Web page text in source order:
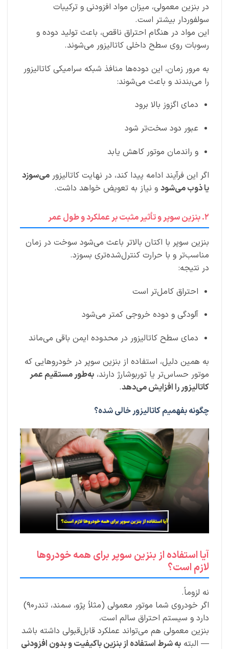
در بنزین معمولی، میزان مواد افزودنی و ترکیبات
سولفوردار بیشتر است.
این مواد در هنگام احتراق ناقص، باعث تولید دوده و
رسوبات روی سطح داخلی کاتالیزور می‌شوند.
به مرور زمان، این دوده‌ها منافذ شبکه سرامیکی کاتالیزور
را می‌بندند و باعث می‌شوند:
دمای اگزوز بالا برود
عبور دود سخت‌تر شود
و راندمان موتور کاهش یابد
اگر این فرآیند ادامه پیدا کند، در نهایت کاتالیزور می‌سوزد
یا ذوب می‌شود و نیاز به تعویض خواهد داشت.
۲. بنزین سوپر و تأثیر مثبت بر عملکرد و طول عمر
بنزین سوپر با اکتان بالاتر باعث می‌شود سوخت در زمان
مناسب‌تر و با حرارت کنترل‌شده‌تری بسوزد.
در نتیجه:
احتراق کامل‌تر است
آلودگی و دوده خروجی کمتر می‌شود
دمای سطح کاتالیزور در محدوده ایمن باقی می‌ماند
به همین دلیل، استفاده از بنزین سوپر در خودروهایی که
موتور حساس‌تر یا توربوشارژ دارند، به‌طور مستقیم عمر
کاتالیزور را افزایش می‌دهد.
چگونه بفهمیم کاتالیزور خالی شده؟
آیا استفاده از بنزین سوپر برای همه خودروها
لازم است؟
نه لزوماً.
اگر خودروی شما موتور معمولی (مثلاً پژو، سمند، تندر۹۰)
دارد و سیستم احتراق سالم است،
بنزین معمولی هم می‌تواند عملکرد قابل‌قبولی داشته باشد
— البته به شرط استفاده از بنزین باکیفیت و بدون افزودنی